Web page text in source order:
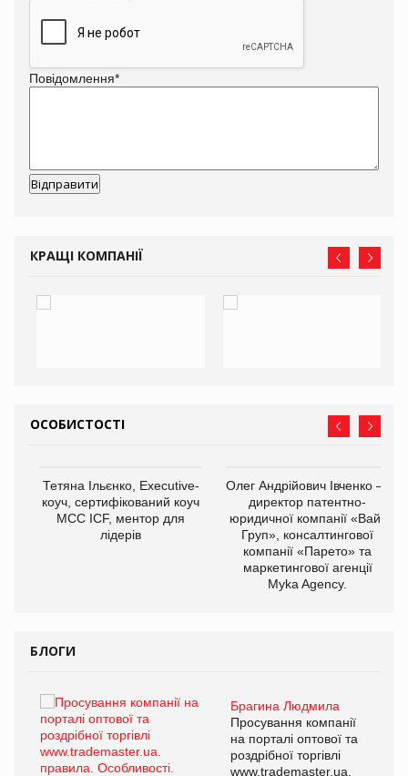
Повідомлення*
КРАЩІ КОМПАНІЇ
ОСОБИСТОСТІ
Тетяна Ільєнко, Executive-
коуч, сертифікований коуч
МСС ICF, ментор для
лідерів
Олег Андрійович Івченко —
директор патентно-
юридичної компанії «Вайз
Груп», консалтингової
компанії «Парето» та
маркетингової агенції
Myka Agency.
БЛОГИ
Брагина Людмила
Просування компанії
на порталі оптової та
роздрібної торгівлі
www.trademaster.ua.